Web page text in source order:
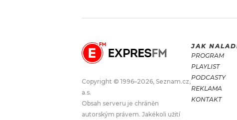
PODCASTY
JAK NALADIT
RÁDIO
APLIKACE
PLAYLIST
Copyright © 1996–2026, Seznam.cz,
a.s.
Obsah serveru je chráněn
autorským právem. Jakékoli užití
JAK
PROGRAM
PLAYLIST
PODCASTY
REKLAMA
KONTAKT